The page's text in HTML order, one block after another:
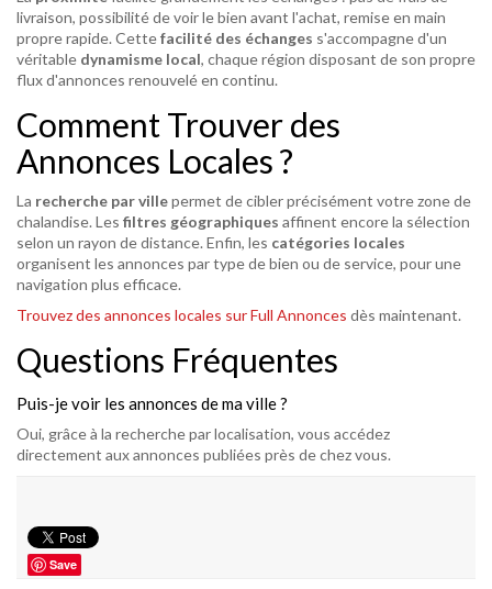
livraison, possibilité de voir le bien avant l'achat, remise en main
propre rapide. Cettefacilité des échanges s'accompagne d'un
véritable dynamisme local, chaque région disposant de son propre
flux d'annonces renouvelé en continu.
Comment Trouver des
Annonces Locales ?
La recherche par villepermet de cibler précisément votre zone de
chalandise. Les filtres géographiques affinent encore la sélection
selon un rayon de distance. Enfin, les catégories locales
organisent les annonces par type de bien ou de service, pour une
navigation plus efficace.
Trouvez des annonces locales sur Full Annonces dès maintenant.
Questions Fréquentes
Puis-je voir les annonces de ma ville ?
Oui, grâce à la recherche par localisation, vous accédez
directement aux annonces publiées près de chez vous.
Save